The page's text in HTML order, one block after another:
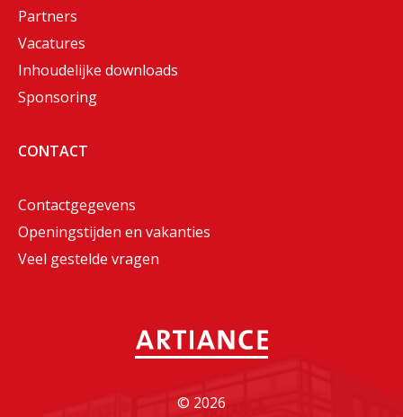
Partners
Vacatures
Inhoudelijke downloads
Sponsoring
CONTACT
Contactgegevens
Openingstijden en vakanties
Veel gestelde vragen
© 2026